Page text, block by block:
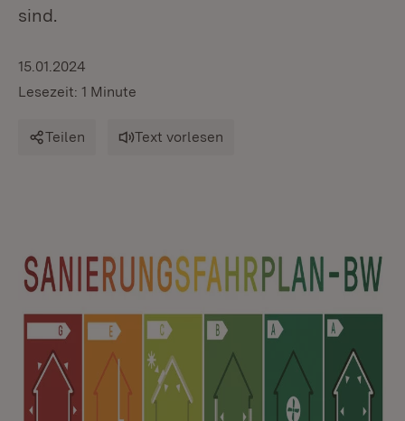
sind.
15.01.2024
Lesezeit: 1 Minute
Teilen Text vorlesen